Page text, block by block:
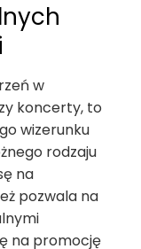
w
koncerty, to
wizerunku
rodzaju
na
pozwala na
na promocję